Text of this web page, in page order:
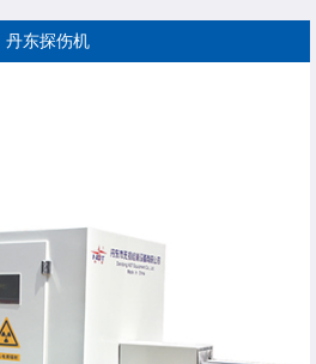
丹东探伤机